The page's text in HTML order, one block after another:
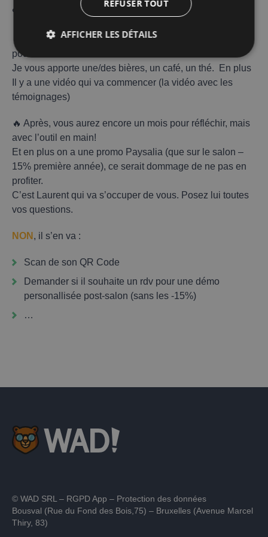
🐻 Vous devez yrélféchir ? Je comprends.
🔥 Installez-vous -juste là- pour réfléchir. On a tout prévu
pour vous.
Je vous apporte une/des bières, un café, un thé. En plus
Il y a une vidéo qui va commencer (la vidéo avec les
témoignages)
🔥 Après, vous aurez encore un mois pour réfléchir, mais
avec l’outil en main!
Et en plus on a une promo Paysalia (que sur le salon –
15% première année), ce serait dommage de ne pas en
profiter.
C’est Laurent qui va s’occuper de vous. Posez lui toutes
vos questions.
NON , il s’en va :
Scan de son QR Code
Demander si il souhaite un rdv pour une démo
personallisée post-salon (sans les -15%)
…
© WAD SRL – RGPD App – Protection des données
Bousval (Rue du Fond des Bois,75) – Bruxelles (Avenue Marcel
Thiry, 83)
REFUSER TOUT
AFFICHER LES DÉTAILS